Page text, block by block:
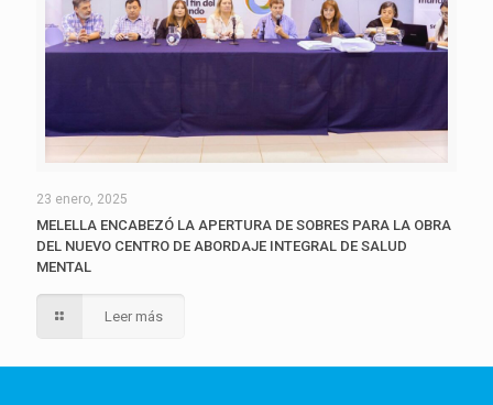
23 enero, 2025
MELELLA ENCABEZÓ LA APERTURA DE SOBRES PARA LA OBRA
DEL NUEVO CENTRO DE ABORDAJE INTEGRAL DE SALUD
MENTAL
Leer más